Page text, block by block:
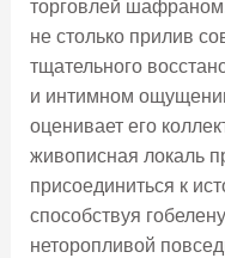
торговлей
не столько прилив
тщательного
и интимном
оценивает его
живописная локаль
присоединиться к
способствуя
неторопливой